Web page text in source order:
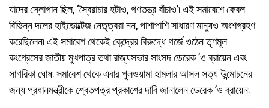
যাদের স্লোগান ছিল, ‘স্বৈরাচার হটাও, গণতন্ত্র বাঁচাও’৷ এই সমাবেশে কেবল
বিভিন্ন দলের হাইভোল্টেজ নেতৃত্বরা নন, পাশাপাশি সাধারণ মানুষও অংশগ্রহণ
করেছিলেন৷ এই সমাবেশ থেকেই কেন্দ্রের বিরুদ্ধে গর্জে ওঠেন তৃণমূল
কংগ্রেসের জাতীয় মুখপাত্র তথা রাজ্যসভার সাংসদ ডেরেক ’ও ব্রায়েন এবং
সাগরিকা ঘোষ৷ সমাবেশ থেকে এবার পুলওয়ামা হামলার আসল সত্য উন্মোচনের
জন্য প্রধানমন্ত্রীকে শ্বেতপত্র প্রকাশের দাবি জানালেন ডেরেক ’ও ব্রায়েন৷